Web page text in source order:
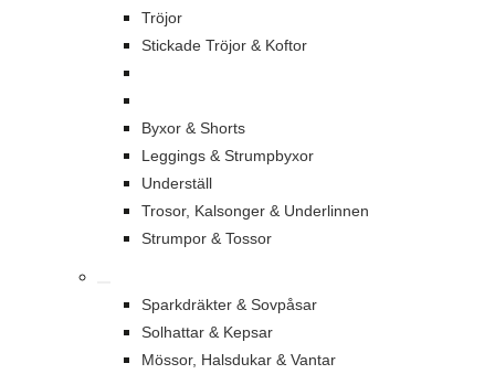
Tröjor
Stickade Tröjor & Koftor
Byxor & Shorts
Leggings & Strumpbyxor
Underställ
Trosor, Kalsonger & Underlinnen
Strumpor & Tossor
Sparkdräkter & Sovpåsar
Solhattar & Kepsar
Mössor, Halsdukar & Vantar